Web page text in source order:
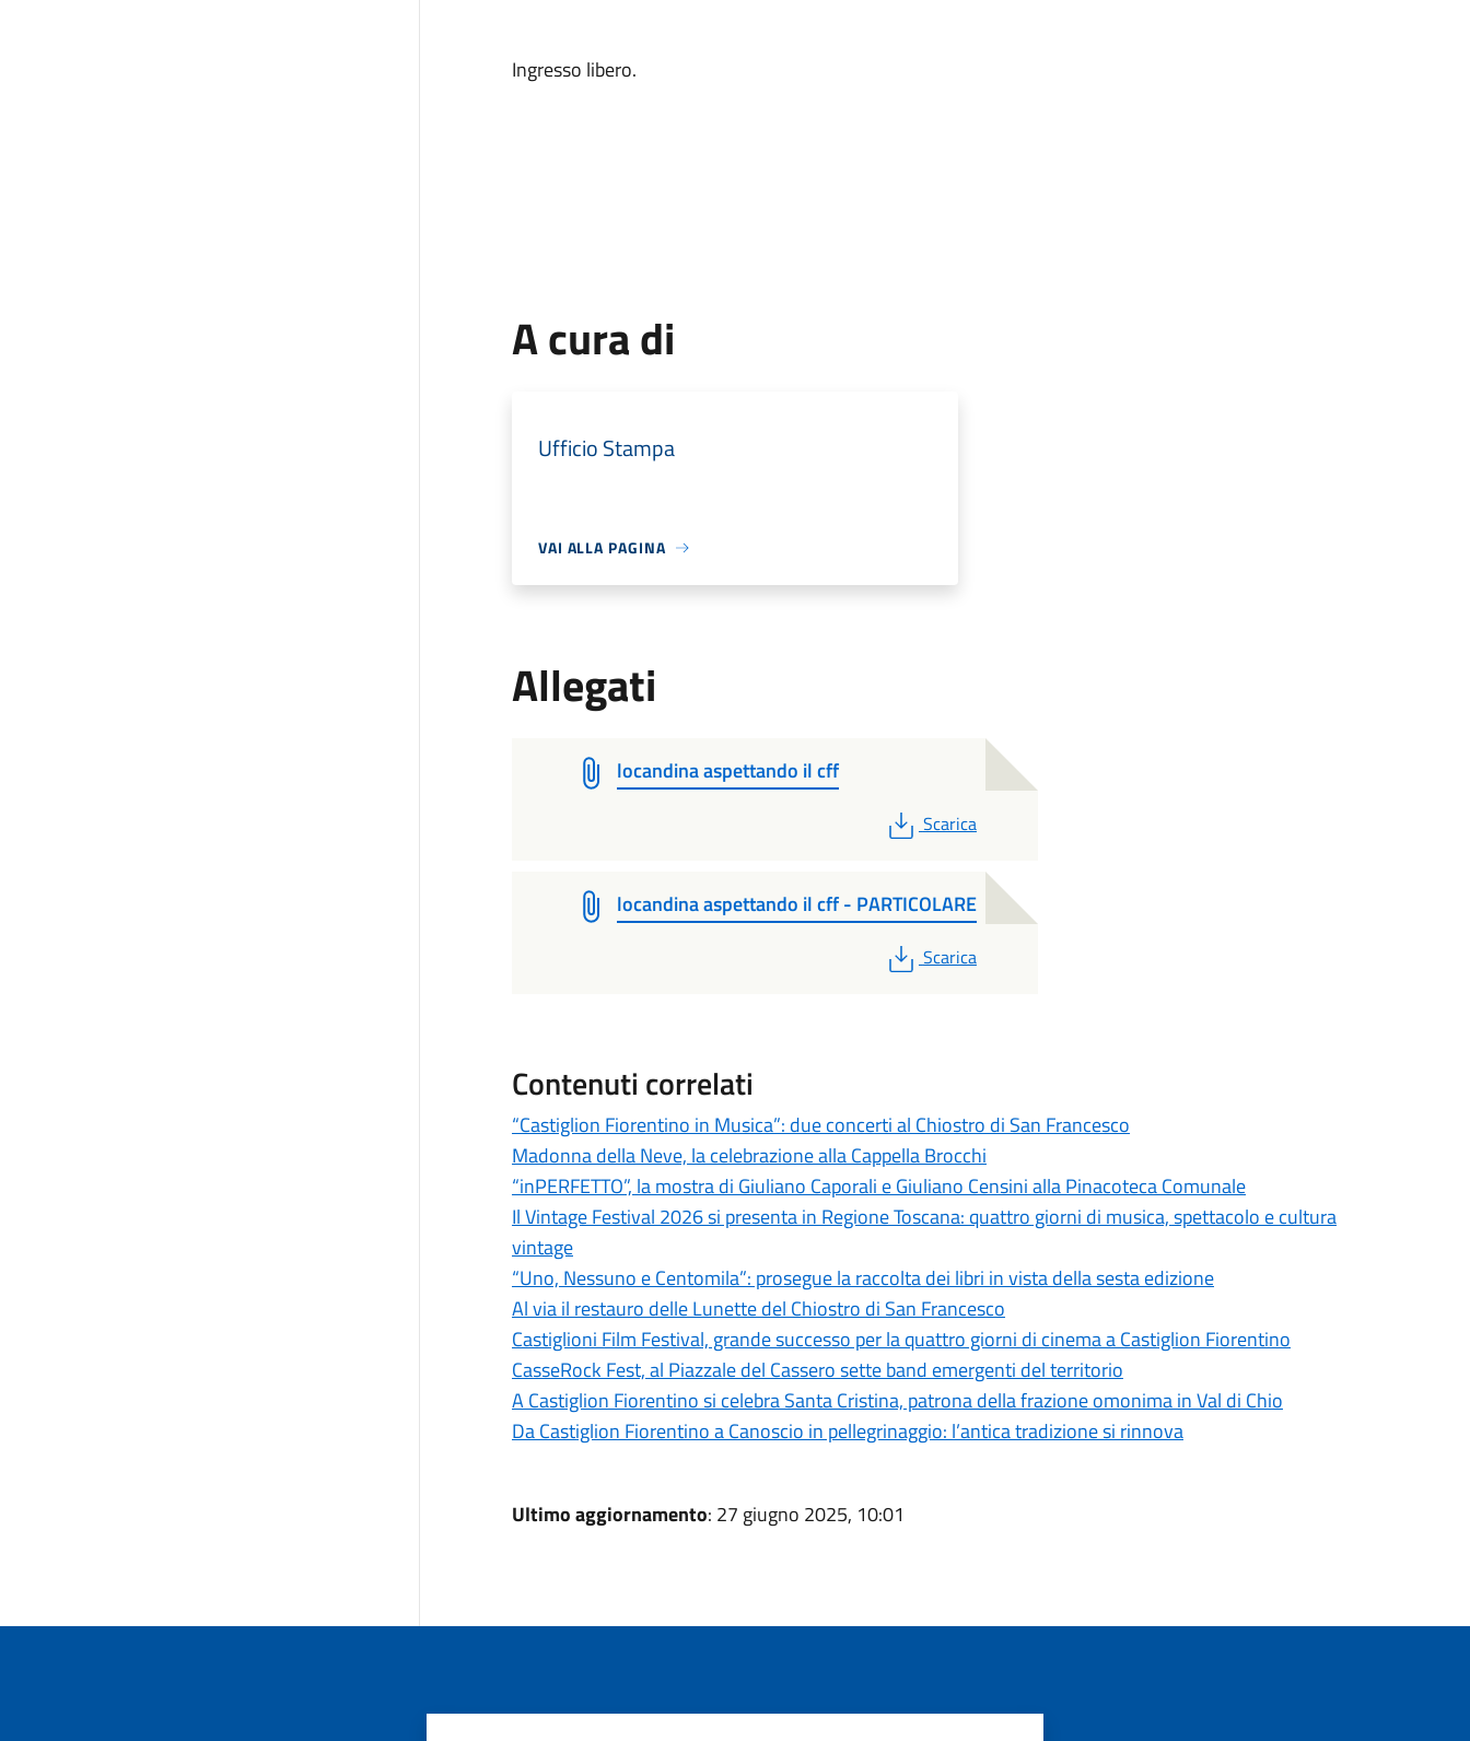
Ingresso libero.
A cura di
Ufficio Stampa
VAI ALLA PAGINA
Allegati
locandina aspettando il cff
PDF
Scarica
locandina aspettando il cff - PARTICOLARE
PDF
Scarica
Contenuti correlati
“Castiglion Fiorentino in Musica”: due concerti al Chiostro di San Francesco
Madonna della Neve, la celebrazione alla Cappella Brocchi
“inPERFETTO”, la mostra di Giuliano Caporali e Giuliano Censini alla Pinacoteca Comunale
Il Vintage Festival 2026 si presenta in Regione Toscana: quattro giorni di musica, spettacolo e cultura
vintage
“Uno, Nessuno e Centomila”: prosegue la raccolta dei libri in vista della sesta edizione
Al via il restauro delle Lunette del Chiostro di San Francesco
Castiglioni Film Festival, grande successo per la quattro giorni di cinema a Castiglion Fiorentino
CasseRock Fest, al Piazzale del Cassero sette band emergenti del territorio
A Castiglion Fiorentino si celebra Santa Cristina, patrona della frazione omonima in Val di Chio
Da Castiglion Fiorentino a Canoscio in pellegrinaggio: l’antica tradizione si rinnova
Ultimo aggiornamento: 27 giugno 2025, 10:01